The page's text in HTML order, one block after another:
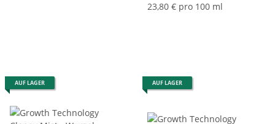
23,80 € pro 100 ml
AUF LAGER AUF LAGER